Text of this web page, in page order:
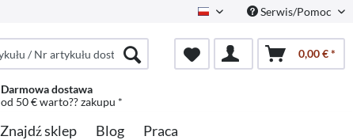
Polish Serwis/Pomoc
0,00 € *
Darmowa dostawa
od 50 € warto?? zakupu *
Znajdź sklep Blog Praca